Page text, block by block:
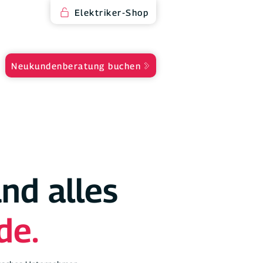
Elektriker-Shop
Neukundenberatung buchen
alles